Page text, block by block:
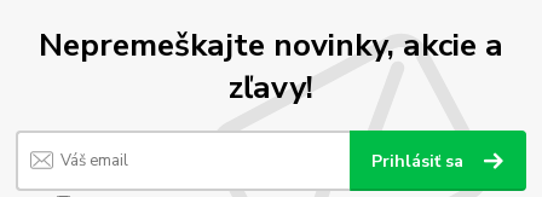
Nepremeškajte novinky, akcie a
zľavy!
Prihlásiť sa